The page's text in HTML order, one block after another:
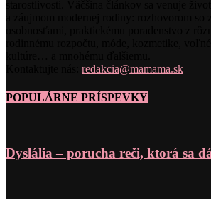
redakcia@mamama.sk
POPULÁRNE PRÍSPEVKY
Dyslália – porucha reči, ktorá sa